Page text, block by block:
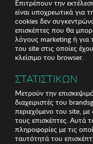
Επιτρέπουν την
είναι υποχρεωτικά για
cookies δεν
επισκέπτες που θα
λόγους marketing ή για
του site στις οποίες
κλείσιμο του browser.
ΣΤΑΤΙΣΤΙΚΩΝ
Μετρούν την
διαχειριστές του
περιεχόμενο του site,
τους επισκέπτες. Αυτά
πληροφορίες με τις
ταυτότητά του